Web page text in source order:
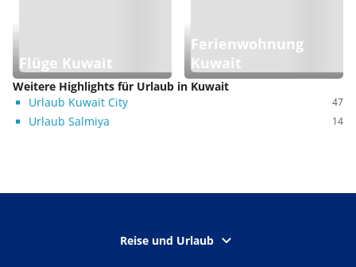
Flüge Kuwait
Ferienwohnung
Kuwait
Weitere Highlights für Urlaub in Kuwait
Urlaub Kuwait City
47
Urlaub Salmiya 14
Reise und Urlaub